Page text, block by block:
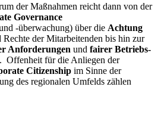
der Maßnahmen reicht dann von der
Governance
-überwachung) über die Achtung
Rechte der Mitarbeitenden bis hin zur
Anforderungen und fairer Betriebs-
. Offenheit für die Anliegen der
Citizenship im Sinne der
des regionalen Umfelds zählen